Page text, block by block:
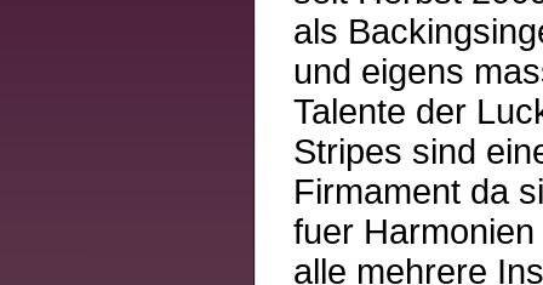
als
und eigens
Talente der
Stripes sind
Firmament da
fuer
alle mehrere